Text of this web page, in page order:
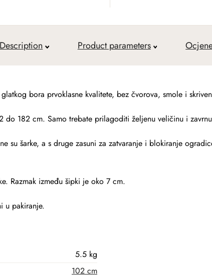
Description Product parameters
bora prvoklasne kvalitete, bez čvorova, smole i
182 cm. Samo trebate prilagoditi željenu veličinu i
su šarke, a s druge zasuni za zatvaranje i blokiranje
Razmak između šipki je oko 7 cm.
u pakiranje.
5.5 kg
102 cm